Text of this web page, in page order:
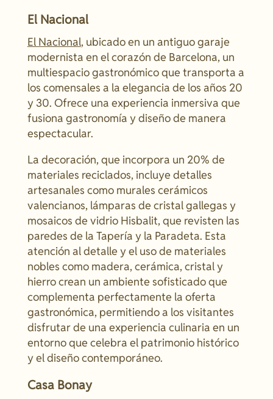
El Nacional
El Nacional, ubicado en un antiguo garaje
modernista en el corazón de Barcelona, un
multiespacio gastronómico que transporta a
los comensales a la elegancia de los años 20
y 30. Ofrece una experiencia inmersiva que
fusiona gastronomía y diseño de manera
espectacular.
La decoración, que incorpora un 20% de
materiales reciclados, incluye detalles
artesanales como murales cerámicos
valencianos, lámparas de cristal gallegas y
mosaicos de vidrio Hisbalit, que revisten las
paredes de la Tapería y la Paradeta. Esta
atención al detalle y el uso de materiales
nobles como madera, cerámica, cristal y
hierro crean un ambiente sofisticado que
complementa perfectamente la oferta
gastronómica, permitiendo a los visitantes
disfrutar de una experiencia culinaria en un
entorno que celebra el patrimonio histórico
y el diseño contemporáneo.
Casa Bonay